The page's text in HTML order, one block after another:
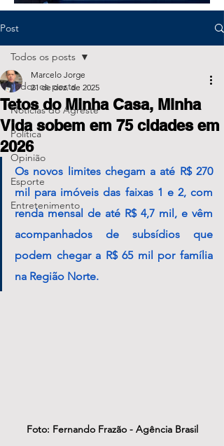
Post
Todos os posts
Notícias do Agreste
Política
Opinião
Esporte
Entretenimento
Todos os posts
Tetos do Minha Casa, Minha
Vida sobem em 75 cidades em
2026
Marcelo Jorge
21 de dez. de 2025
Os novos limites chegam a até R$ 270
mil para imóveis das faixas 1 e 2, com
renda mensal de até R$ 4,7 mil, e vêm
acompanhados de subsídios que
podem chegar a R$ 65 mil por família
na Região Norte.
Foto: Fernando Frazão - Agência Brasil